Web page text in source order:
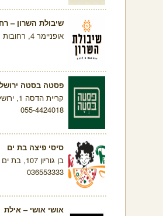
שיבולת השרון –
אופניימר 4, רחובות
פסטה בסטה
קריית הדסה 1, ירושלים
055-4424018
סיסי פיצה בת ים
בן גוריון 107, בת ים
036553333
אושי אושי – אילת